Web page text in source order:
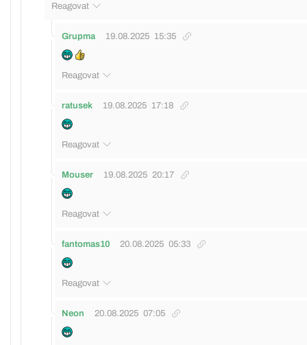
Reagovat
Grupma 19.08.2025 15:35
Reagovat
ratusek 19.08.2025 17:18
Reagovat
Mouser 19.08.2025 20:17
Reagovat
fantomas10 20.08.2025 05:33
Reagovat
Neon 20.08.2025 07:05